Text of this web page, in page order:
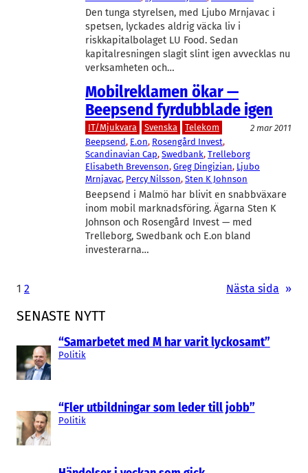
SENASTE NYTT
“Samarbetet med M har varit lyckosamt”
Politik
“Fler utbildningar som leder till jobb”
Politik
Den tunga styrelsen, med Ljubo Mrnjavac i
spetsen, lyckades aldrig väcka liv i
riskkapitalbolaget LU Food. Sedan
kapitalresningen slagit slint igen avvecklas nu
verksamheten och…
Mobilreklamen ökar —
Beepsend fyrdubblade igen
IT/Mjukvara Svenska Telekom
2 mar 2011
Beepsend, E.on, Rosengård Invest
Scandinavian Cap, Swedbank, Trelleborg
Elisabeth Brevenson, Greg Dingizian, Ljubo
Mrnjavac, Percy Nilsson, Sten K Johnson
Beepsend i Malmö har blivit en snabbväxare
inom mobil marknadsföring. Ägarna Sten K
Johnson och Rosengård Invest — med
Trelleborg, Swedbank och E.on bland
investerarna…
1 2 Nästa sida »